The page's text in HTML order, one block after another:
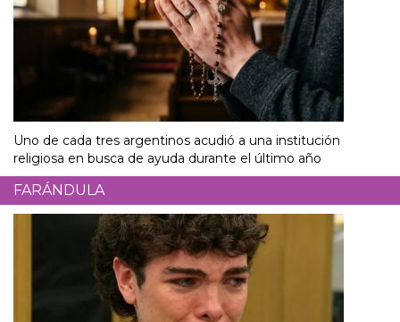
Uno de cada tres argentinos acudió a una institución
religiosa en busca de ayuda durante el último año
FARÁNDULA